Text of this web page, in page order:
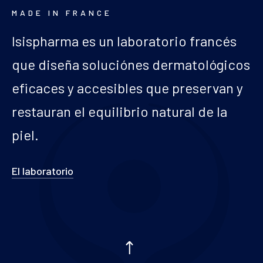
MADE IN FRANCE
Isispharma es un laboratorio francés
que diseña soluciónes dermatológicos
eficaces y accesibles que preservan y
restauran el equilibrio natural de la
piel.
El laboratorio